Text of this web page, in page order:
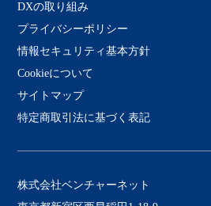
DXの取り組み
プライバシーポリシー
情報セキュリティ基本方針
Cookieについて
サイトマップ
特定商取引法に基づく表記
株式会社ベンチャーネット